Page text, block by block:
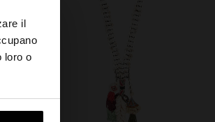
il
loro o